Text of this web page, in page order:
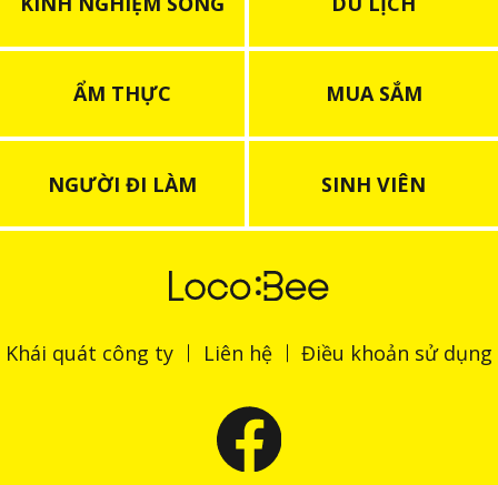
ẨM THỰC MUA SẮM
NGƯỜI ĐI LÀM SINH VIÊN
Khái quát công ty Liên hệ Điều khoản sử dụng